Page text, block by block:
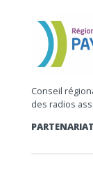
Conseil
des radios
PARTENARIAT